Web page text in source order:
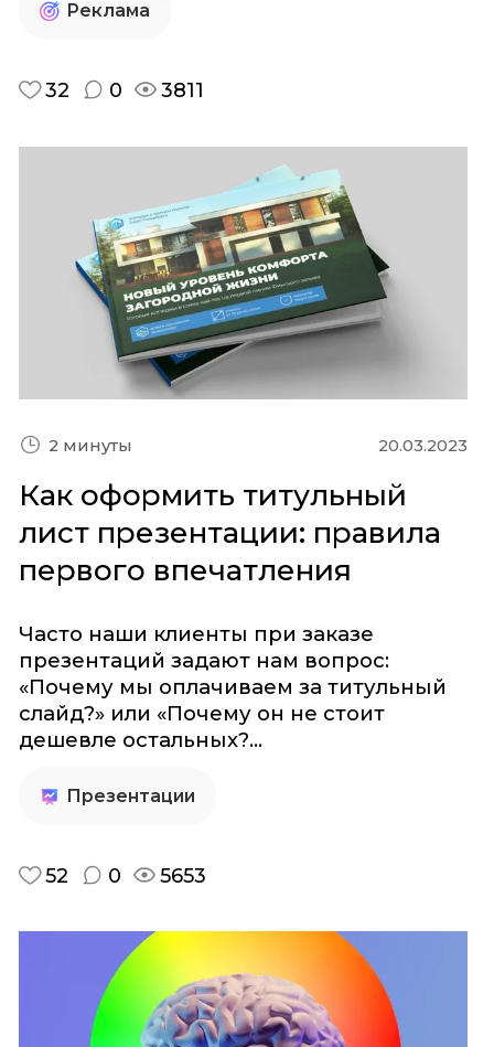
Реклама
32 0 3811
2 минуты 20.03.2023
Как оформить титульный
лист презентации: правила
первого впечатления
Часто наши клиенты при заказе
презентаций задают нам вопрос:
«Почему мы оплачиваем за титульный
слайд?» или «Почему он не стоит
дешевле остальных?...
Презентации
52 0 5653